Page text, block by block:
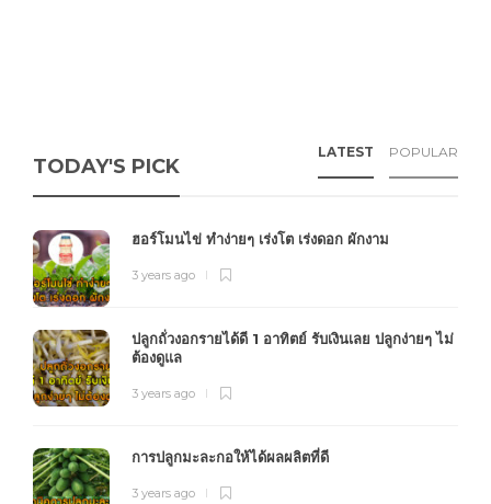
TODAY'S PICK
LATEST POPULAR
ฮอร์โมนไข่ ทำง่ายๆ เร่งโต เร่งดอก ผักงาม
3 years ago
ปลูกถั่วงอกรายได้ดี 1 อาทิตย์ รับเงินเลย ปลูกง่ายๆ ไม่
ต้องดูแล
3 years ago
การปลูกมะละกอให้ได้ผลผลิตที่ดี
3 years ago